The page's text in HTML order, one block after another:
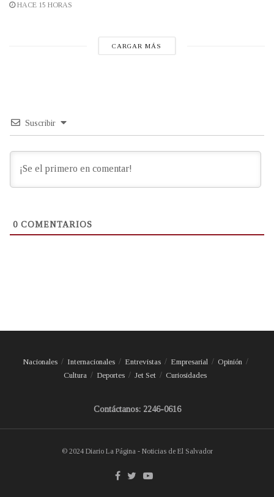
HACE 15 HORAS
CARGAR MÁS
Suscribir
0 COMENTARIOS
Nacionales Internacionales Entrevistas Empresarial
Opinión
Cultura
Deportes Jet Set Curiosidades
Contáctanos: 2246-0616
© 2024 Diario La Página - Noticias de El Salvador